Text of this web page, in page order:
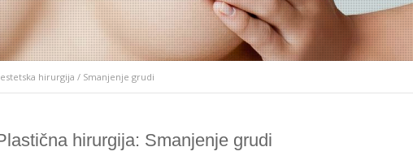
hirurgija / Smanjenje grudi
hirurgija: Smanjenje grudi